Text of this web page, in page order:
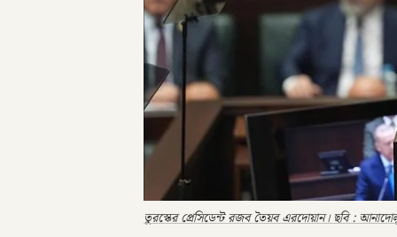
তুরস্কের প্রেসিডেন্ট রজব তৈয়ব এরদোয়ান। ছবি :